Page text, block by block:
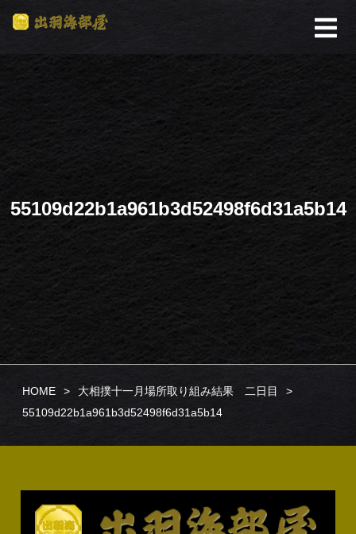
55109d22b1a961b3d52498f6d31a5b14
HOME
大相撲十一月場所取り組み結果 二日目
55109d22b1a961b3d52498f6d31a5b14